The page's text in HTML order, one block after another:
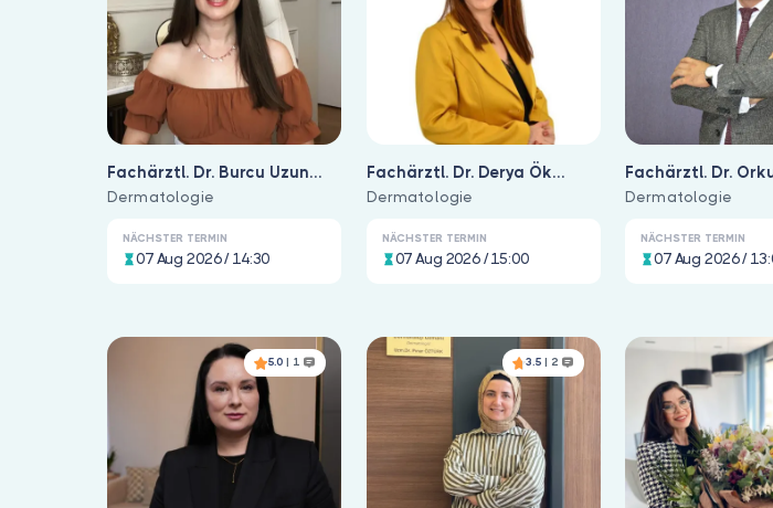
Fachärztl. Dr. Burcu Uzun
Sarigöl
Dermatologie
NÄCHSTER TERMIN
07 Aug 2026 / 14:30
Fachärztl. Dr. Derya Ök
Kekeç
Dermatologie
NÄCHSTER TERMIN
07 Aug 2026 / 15:00
Fachärztl. Dr.
Dermatologie
NÄCHSTER TERMIN
07 Aug 2026 /
5.0 | 1 3.5| 2